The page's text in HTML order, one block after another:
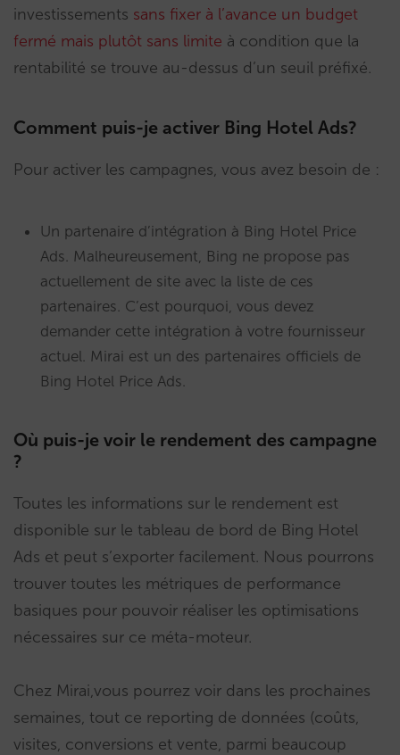
investissements sans fixer à l’avance un budget
fermé mais plutôt sans limite à condition que la
rentabilité se trouve au-dessus d’un seuil préfixé.
Comment puis-je activer Bing Hotel Ads?
Pour activer les campagnes, vous avez besoin de :
Un partenaire d’intégration à Bing Hotel Price
Ads. Malheureusement, Bing ne propose pas
actuellement de site avec la liste de ces
partenaires. C’est pourquoi, vous devez
demander cette intégration à votre fournisseur
actuel. Mirai est un des partenaires officiels de
Bing Hotel Price Ads.
Où puis-je voir le rendement des campagne
?
Toutes les informations sur le rendement est
disponible sur le tableau de bord de Bing Hotel
Ads et peut s’exporter facilement. Nous pourrons
trouver toutes les métriques de performance
basiques pour pouvoir réaliser les optimisations
nécessaires sur ce méta-moteur.
Chez Mirai,vous pourrez voir dans les prochaines
semaines, tout ce reporting de données (coûts,
visites, conversions et vente, parmi beaucoup